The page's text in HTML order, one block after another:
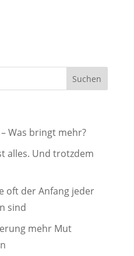
Suchen
Was bringt mehr?
alles. Und trotzdem
oft der Anfang jeder
sind
mehr Mut